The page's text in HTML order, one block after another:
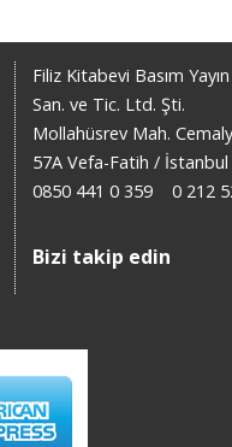
Filiz Kitabevi Basım
San. ve Tic. Ltd. Şti.
Mollahüsrev Mah.
57A Vefa-Fatih / İstanbul
0850 441 0 359
0 212
Bizi takip edin